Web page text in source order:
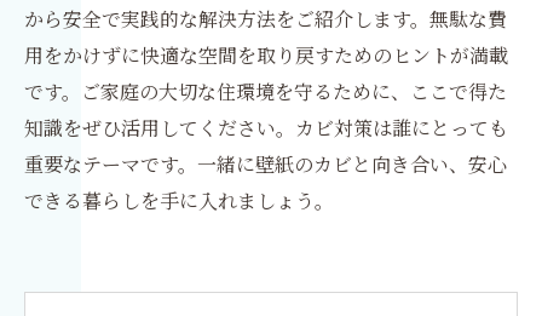
から安全で実践的な解決方法をご紹介します。無駄な費
用をかけずに快適な空間を取り戻すためのヒントが満載
です。ご家庭の大切な住環境を守るために、ここで得た
知識をぜひ活用してください。カビ対策は誰にとっても
重要なテーマです。一緒に壁紙のカビと向き合い、安心
できる暮らしを手に入れましょう。